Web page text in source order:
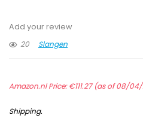
Add your review
20
Slangen
Amazon.nl Price:€111.27(as of 08/04/
Shipping.